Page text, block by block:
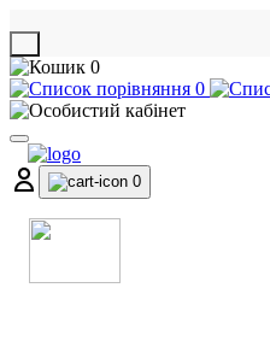
0
0
0